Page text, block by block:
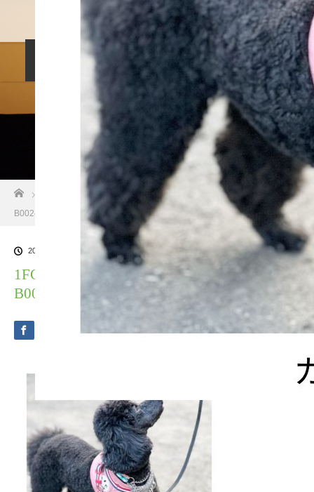
プロフィル しつけ相談
預託トレーニング その他のご案内
お問い合わせ
1FC385CE-671E-405C-94FD-
B0024A6C4819
2021.10.27
1FC385CE-671E-405C-94FD-
B0024A6C4819